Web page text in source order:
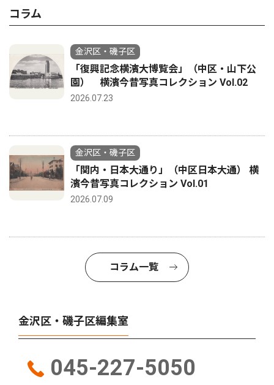
コラム
金沢区・磯子区
「復興記念横濱大博覧会」（中区・山下公
園） 横濱今昔写真コレクション Vol.02
2026.07.23
金沢区・磯子区
「関内・日本大通り」（中区日本大通） 横
濱今昔写真コレクション Vol.01
2026.07.09
コラム一覧
金沢区・磯子区編集室
045-227-5050